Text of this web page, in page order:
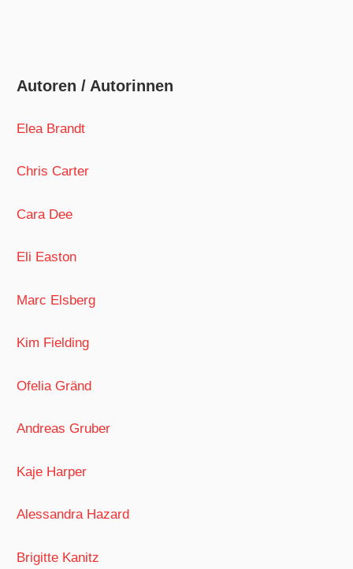
Autoren / Autorinnen
Elea Brandt
Chris Carter
Cara Dee
Eli Easton
Marc Elsberg
Kim Fielding
Ofelia Gränd
Andreas Gruber
Kaje Harper
Alessandra Hazard
Brigitte Kanitz